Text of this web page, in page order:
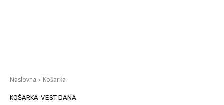
Naslovna Košarka
KOŠARKA VEST DANA